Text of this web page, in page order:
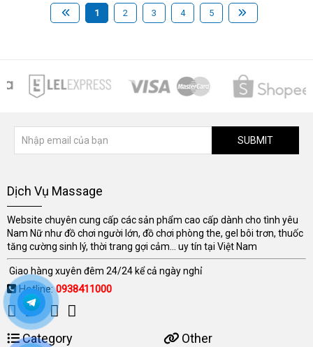
1 2 3 4 5
SUBMIT
Dịch Vụ Massage
Website chuyên cung cấp các sản phẩm cao cấp dành cho tình yêu
Nam Nữ như đồ chơi người lớn, đồ chơi phòng the, gel bôi trơn, thuốc
tăng cường sinh lý, thời trang gợi cảm... uy tín tại Việt Nam
Giao hàng xuyên đêm 24/24 kể cả ngày nghỉ
Hotline:0938411000
Category Other